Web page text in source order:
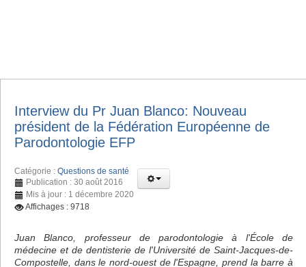
Interview du Pr Juan Blanco: Nouveau
président de la Fédération Européenne de
Parodontologie EFP
Catégorie : Questions de santé
Publication : 30 août 2016
Mis à jour : 1 décembre 2020
Affichages : 9718
Juan Blanco, professeur de parodontologie à l'École de
médecine et de dentisterie de l'Université de Saint-Jacques-de-
Compostelle, dans le nord-ouest de l'Espagne, prend la barre à